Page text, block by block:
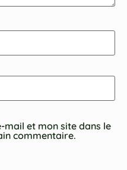
mail et mon site dans le
commentaire.